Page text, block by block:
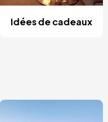
Idées de cadeaux
Image